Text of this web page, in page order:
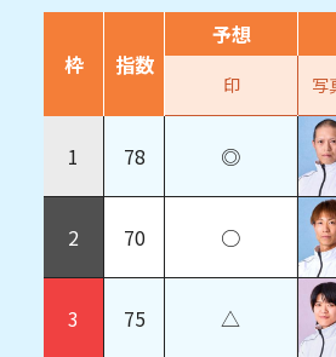
枠 指数
予想
印 写
1 78 ◎
2 70 ○
3 75 △